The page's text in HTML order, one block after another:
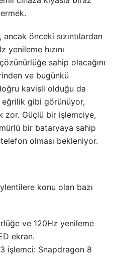
önceki sızıntılardan
yenileme hızını
sahip olacağını
ve bugünkü
kavisli olduğu da
eğrilik gibi görünüyor,
Güçlü bir işlemciye,
bir bataryaya sahip
olması bekleniyor.
konu olan bazı
ve 120Hz yenileme
ekran.
işlemci: Snapdragon 8